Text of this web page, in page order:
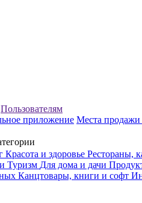
Пользователям
приложение Места продажи
Красота и здоровье Рестораны,
Туризм Для дома и дачи
Канцтовары, книги и софт